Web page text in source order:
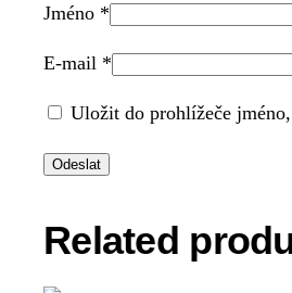
Jméno *
E-mail *
Uložit do prohlížeče
Related